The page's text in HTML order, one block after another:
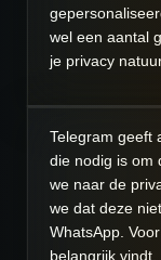
wel een aantal
je privacy
Telegram geeft
die nodig is om
we naar de
we dat deze
WhatsApp.
belangrijk